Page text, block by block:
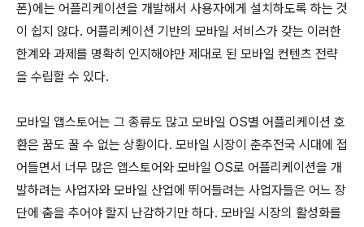
폰)에는 어플리케이션을 개발해서 사용자에게 설치하도록 하는 것
이 쉽지 않다. 어플리케이션 기반의 모바일 서비스가 갖는 이러한
한계와 과제를 명확히 인지해야만 제대로 된 모바일 컨텐츠 전략
을 수립할 수 있다.
모바일 앱스토어는 그 종류도 많고 모바일 OS별 어플리케이션 호
환은 꿈도 꿀 수 없는 상황이다. 모바일 시장이 춘추전국 시대에 접
어들면서 너무 많은 앱스토어와 모바일 OS로 어플리케이션을 개
발하려는 사업자와 모바일 산업에 뛰어들려는 사업자들은 어느 장
단에 춤을 추어야 할지 난감하기만 하다. 모바일 시장의 활성화를